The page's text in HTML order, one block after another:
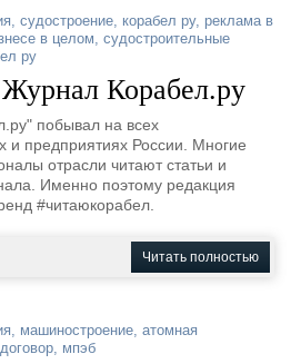
, судостроение, корабел ру, реклама в
в целом, судостроительные
ру
Корабел.ру
побывал на всех
и предприятиях России. Многие
отрасли читают статьи и
Именно поэтому редакция
#читаюкорабел.
Читать полностью
, машиностроение, атомная
договор, мпэб